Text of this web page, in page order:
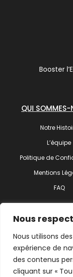
Nous
Nous utilisons
expérience de
des contenus
cliquant sur «
Booster
QUI SOMMES-
Notre
L’équipe
Politique de
Mentions
FAQ